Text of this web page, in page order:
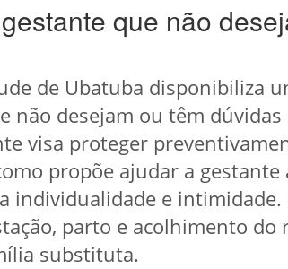
que não
de Ubatuba disponibiliza
não desejam ou têm
visa proteger
propõe ajudar a
individualidade e
parto e acolhimento
substituta.